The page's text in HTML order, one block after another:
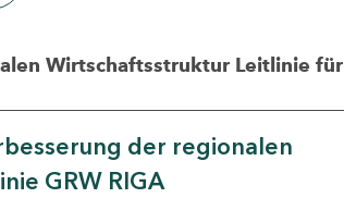
Wirtschaftsstruktur Leitlinie für
der regionalen
GRW RIGA